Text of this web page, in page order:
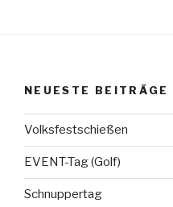
NEUESTE BEITRÄGE
Volksfestschießen
EVENT-Tag (Golf)
Schnuppertag